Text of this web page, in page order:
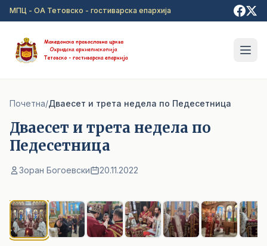
Прејди на главна содржина
МПЦ - ОА Тетовско - гостиварска епархија
Почетна/Дваесет и трета недела по Педесетница
Дваесет и трета недела по
Педесетница
Зоран Богоевски 20.11.2022